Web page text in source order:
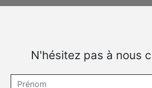
N'hésitez pas à nous